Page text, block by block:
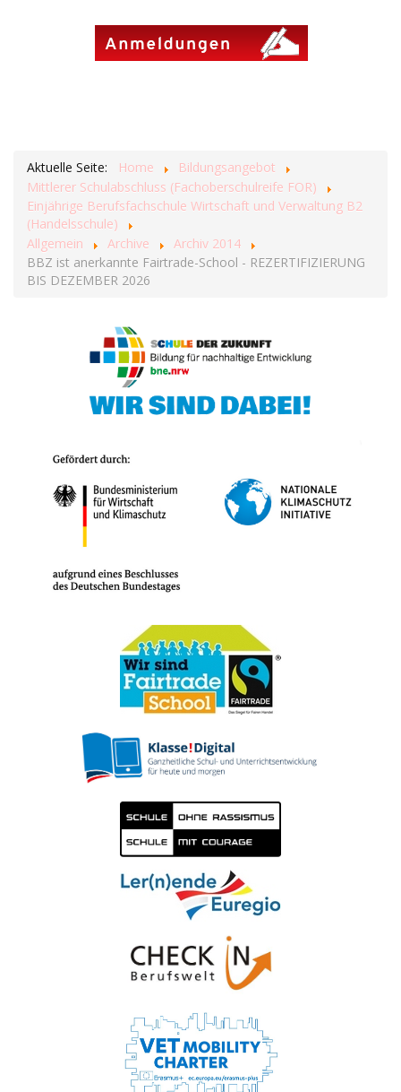
Aktuelle Seite: Home
Bildungsangebot
Mittlerer Schulabschluss (Fachoberschulreife FOR)
Einjährige Berufsfachschule Wirtschaft und Verwaltung B2
(Handelsschule)
Allgemein
Archive
Archiv 2014
BBZ ist anerkannte Fairtrade-School - REZERTIFIZIERUNG
BIS DEZEMBER 2026